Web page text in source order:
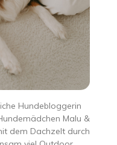
Hundebloggerin
Malu &
dem Dachzelt durch